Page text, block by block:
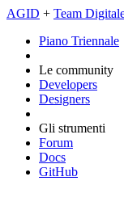
AGID + Team
Piano Triennale
Le community
Developers
Designers
Gli strumenti
Forum
Docs
GitHub